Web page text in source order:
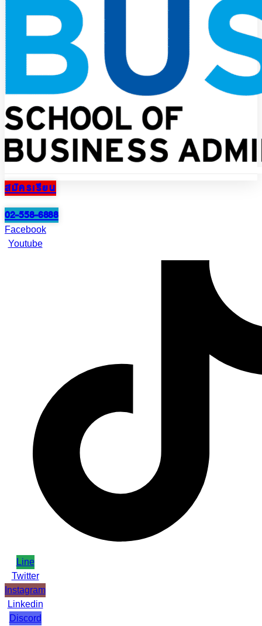
สมัครเรียน
02-558-6888
Facebook
Youtube
Line
Twitter
Instagram
Linkedin
Discord